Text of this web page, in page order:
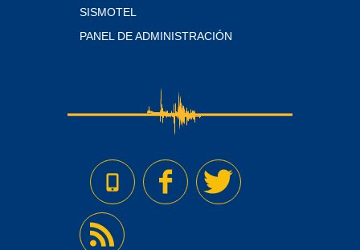
SISMOTEL
PANEL DE ADMINISTRACIÓN